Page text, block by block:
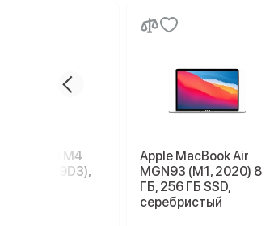
Mac mini M4
ГБ (MU9D3),
Apple MacBook Air
MGN93 (M1, 2020) 8
ГБ, 256 ГБ SSD,
серебристый